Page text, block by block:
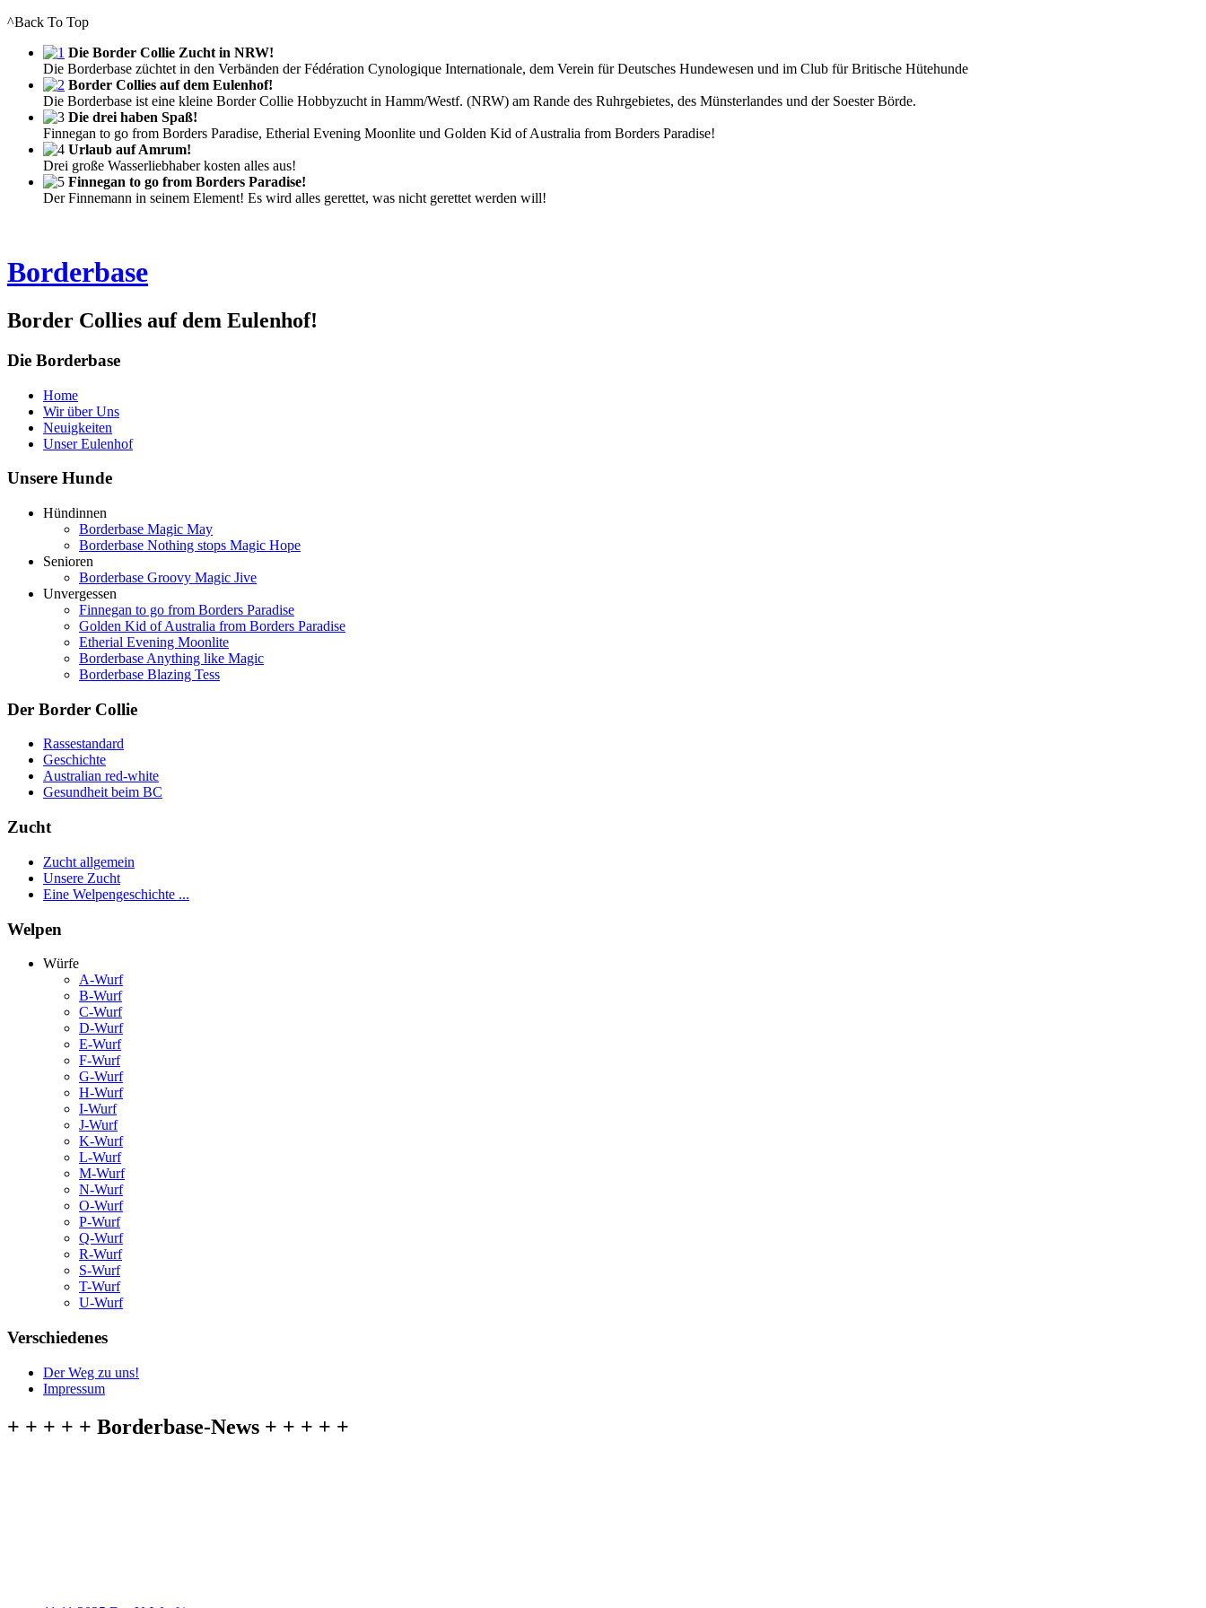
^Back To Top
Die Border Collie Zucht in NRW!
Die Borderbase züchtet in den Verbänden der Fédération Cynologique Internationale, dem Verein für Deutsches Hundewesen und im Club für Britische Hütehunde
Border Collies auf dem Eulenhof!
Die Borderbase ist eine kleine Border Collie Hobbyzucht in Hamm/Westf. (NRW) am Rande des Ruhrgebietes, des Münsterlandes und der Soester Börde.
Die drei haben Spaß!
Finnegan to go from Borders Paradise, Etherial Evening Moonlite und Golden Kid of Australia from Borders Paradise!
Urlaub auf Amrum!
Drei große Wasserliebhaber kosten alles aus!
Finnegan to go from Borders Paradise!
Der Finnemann in seinem Element! Es wird alles gerettet, was nicht gerettet werden will!
Borderbase
Border Collies auf dem Eulenhof!
Die Borderbase
Home
Wir über Uns
Neuigkeiten
Unser Eulenhof
Unsere Hunde
Hündinnen
Borderbase Magic May
Borderbase Nothing stops Magic Hope
Senioren
Borderbase Groovy Magic Jive
Unvergessen
Finnegan to go from Borders Paradise
Golden Kid of Australia from Borders Paradise
Etherial Evening Moonlite
Borderbase Anything like Magic
Borderbase Blazing Tess
Der Border Collie
Rassestandard
Geschichte
Australian red-white
Gesundheit beim BC
Zucht
Zucht allgemein
Unsere Zucht
Eine Welpengeschichte ...
Welpen
Würfe
A-Wurf
B-Wurf
C-Wurf
D-Wurf
E-Wurf
F-Wurf
G-Wurf
H-Wurf
I-Wurf
J-Wurf
K-Wurf
L-Wurf
M-Wurf
N-Wurf
O-Wurf
P-Wurf
Q-Wurf
R-Wurf
S-Wurf
T-Wurf
U-Wurf
Verschiedenes
Der Weg zu uns!
Impressum
+ + + + + Borderbase-News + + + + +